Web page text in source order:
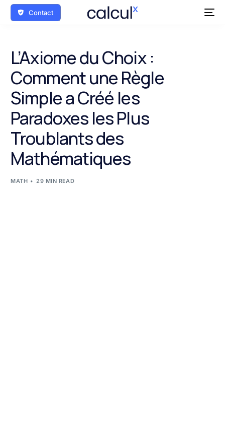
Contact
L’Axiome du Choix :
Comment une Règle
Simple a Créé les
Paradoxes les Plus
Troublants des
Mathématiques
MATH 29 MIN READ